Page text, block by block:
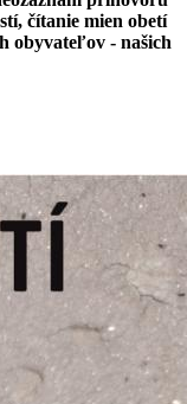
čítanie mien obetí
obyvateľov - našich